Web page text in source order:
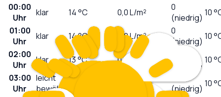
00:00
Uhr
klar 14°C 0,0L/m²
0
(niedrig) 10
01:00
Uhr
klar 14°C 0,0L/m²
0
(niedrig) 10
02:00
Uhr
klar 13°C 0,0 L/m²
(niedrig) 10
03:00
Uhr
leicht
bewölkt
L/m²
(niedrig) 10